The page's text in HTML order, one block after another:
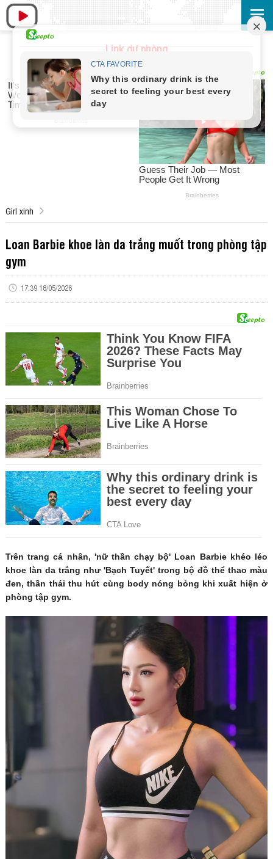
Link dự phòng
Girl xinh
Loan Barbie khoe làn da trắng muốt trong phòng tập
gym
17:39 18/05/2026
Trên trang cá nhân, 'nữ thần chạy bộ' Loan Barbie khéo léo
khoe làn da trắng như 'Bạch Tuyết' trong bộ đồ thể thao màu
đen, thần thái thu hút cùng body nóng bỏng khi xuất hiện ở
phòng tập gym.